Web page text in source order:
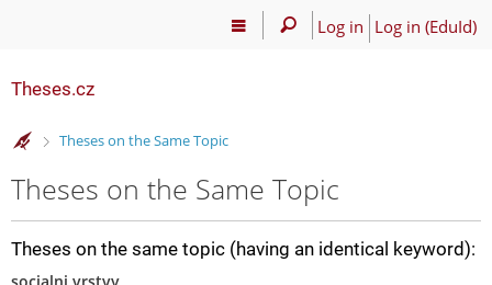
Log in Log in (EduId)
Theses.cz
>
Theses on the Same Topic
Theses on the Same Topic
Theses on the same topic (having an identical keyword):
socialni vrstvy